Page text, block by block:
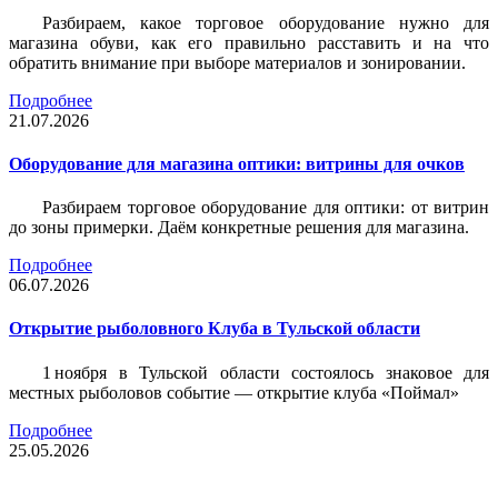
Разбираем, какое торговое оборудование нужно для
магазина обуви, как его правильно расставить и на что
обратить внимание при выборе материалов и зонировании.
Подробнее
21.07.2026
Оборудование для магазина оптики: витрины для очков
Разбираем торговое оборудование для оптики: от витрин
до зоны примерки. Даём конкретные решения для магазина.
Подробнее
06.07.2026
Открытие рыболовного Клуба в Тульской области
1 ноября в Тульской области состоялось знаковое для
местных рыболовов событие — открытие клуба «Поймал»
Подробнее
25.05.2026